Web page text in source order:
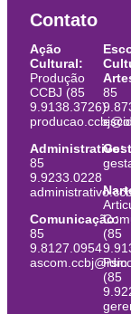
Contato
Ação
Cultural:
Produção
CCBJ (85
9.9138.3726)
Administrativo:
85
9.9233.0228
Comunicação:
85
9.8127.0954
85
(85
(85